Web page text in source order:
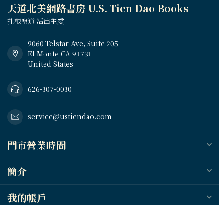
天道北美網路書房 U.S. Tien Dao Books
扎根聖道 活出主愛
9060 Telstar Ave, Suite 205
El Monte CA 91731
United States
626-307-0030
service@ustiendao.com
門市營業時間
簡介
我的帳戶